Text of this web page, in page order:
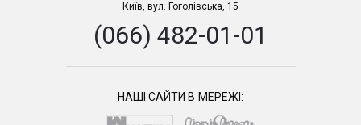
Київ, вул. Гоголівська, 15
(066) 482-01-01
НАШІ САЙТИ В МЕРЕЖІ: